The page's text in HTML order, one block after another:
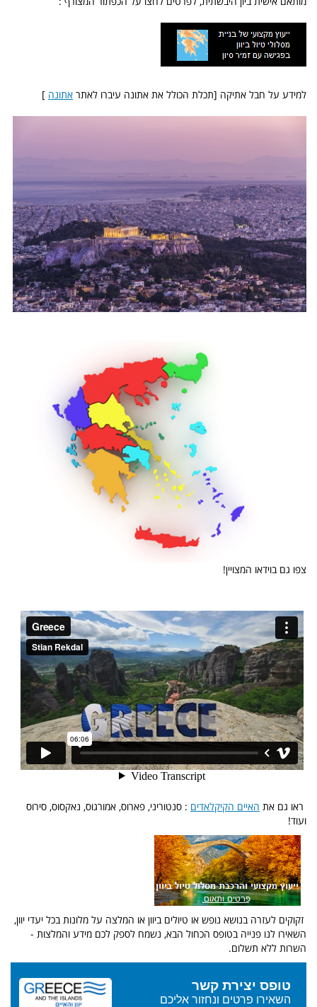
למידע על חבל אתיקה [תכלת הכולל את אתונה עיברו לאתר אתונה ]
צפו גם בוידאו המצויין!
ראו גם את האיים הקיקלאדים : סנטוריני, פארוס, אמורגוס, נאקסוס, סירוס
ועוד!
זקוקים לעזרה בנושא נופש או טיולים ביוון או המלצה על מלונות בכל יעדי יוון,
השאירו לנו פנייה בטופס הכחול הבא, נשמח לספק לכם מידע והמלצות -
השרות ללא תשלום.